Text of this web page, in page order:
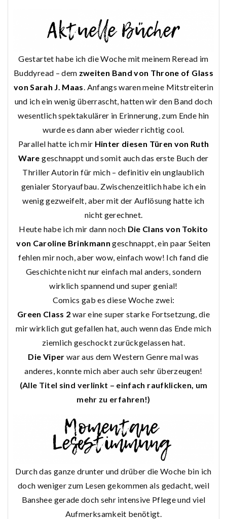
Gestartet habe ich die Woche mit meinem Reread im
Buddyread – dem zweiten Band von Throne of Glass
von Sarah J. Maas . Anfangs waren meine Mitstreiterin
und ich ein wenig überrascht, hatten wir den Band doch
wesentlich spektakulärer in Erinnerung, zum Ende hin
wurde es dann aber wieder richtig cool.
Parallel hatte ich mir Hinter diesen Türen von Ruth
Ware geschnappt und somit auch das erste Buch der
Thriller Autorin für mich – definitiv ein unglaublich
genialer Storyaufbau. Zwischenzeitlich habe ich ein
wenig gezweifelt, aber mit der Auflösung hatte ich
nicht gerechnet.
Heute habe ich mir dann noch Die Clans von Tokito
von Caroline Brinkmann geschnappt, ein paar Seiten
fehlen mir noch, aber wow, einfach wow! Ich fand die
Geschichte nicht nur einfach mal anders, sondern
wirklich spannend und super genial!
Comics gab es diese Woche zwei:
Green Class 2 war eine super starke Fortsetzung, die
mir wirklich gut gefallen hat, auch wenn das Ende mich
ziemlich geschockt zurückgelassen hat.
Die Viper war aus dem Western Genre mal was
anderes, konnte mich aber auch sehr überzeugen!
(Alle Titel sind verlinkt – einfach raufklicken, um
mehr zu erfahren!)
Durch das ganze drunter und drüber die Woche bin ich
doch weniger zum Lesen gekommen als gedacht, weil
Banshee gerade doch sehr intensive Pflege und viel
Aufmerksamkeit benötigt.